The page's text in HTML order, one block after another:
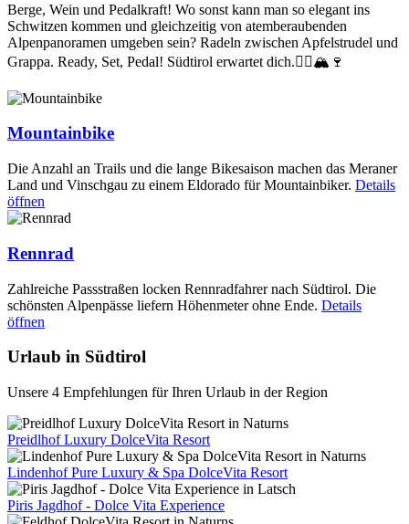
Berge, Wein und Pedalkraft! Wo sonst kann man so elegant ins
Schwitzen kommen und gleichzeitig von atemberaubenden
Alpenpanoramen umgeben sein? Radeln zwischen Apfelstrudel und
Grappa. Ready, Set, Pedal! Südtirol erwartet dich.🚴‍♂️🏔🍷
Mountainbike
Die Anzahl an Trails und die lange Bikesaison machen das Meraner
Land und Vinschgau zu einem Eldorado für Mountainbiker. Details
öffnen
Rennrad
Zahlreiche Passstraßen locken Rennradfahrer nach Südtirol. Die
schönsten Alpenpässe liefern Höhenmeter ohne Ende. Details
öffnen
Urlaub in Südtirol
Unsere 4 Empfehlungen für Ihren Urlaub in der Region
Preidlhof Luxury DolceVita Resort
Lindenhof Pure Luxury & Spa DolceVita Resort
Piris Jagdhof - Dolce Vita Experience